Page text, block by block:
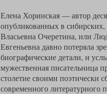
Елена Хоринская — автор
опубликованных в сибирских,
Власьевна Очеретина, или
Евгеньевна давно потеряла
биографические детали, и
мужественная писательница
столетие своими поэтически
современного литературного